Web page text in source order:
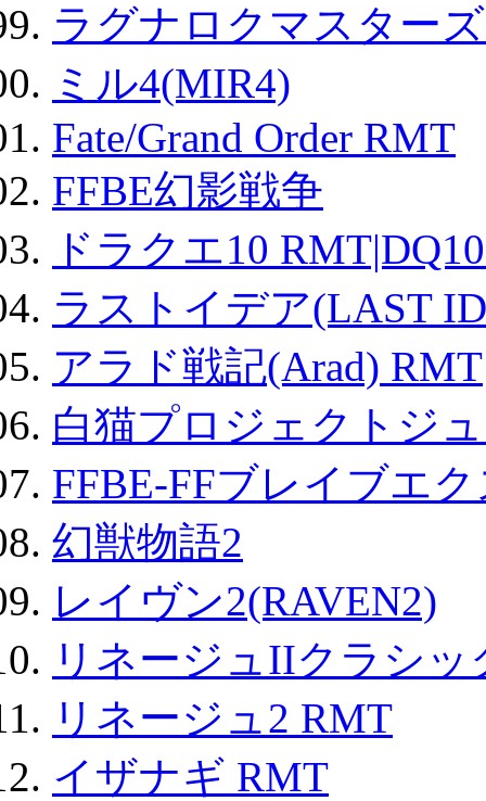
ラグナロクマスター
ミル4(MIR4)
Fate/Grand Order RMT
FFBE幻影戦争
ドラクエ10
ラストイデア(LAST
アラド戦記(Arad) RMT
白猫プロジェクトジ
FFBE-FFブレイブエ
幻獣物語2
レイヴン2(RAVEN2)
リネージュIIクラシ
リネージュ2 RMT
イザナギ RMT